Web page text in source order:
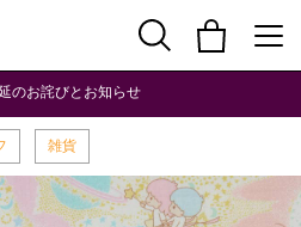
のお詫びとお知らせ
雑貨